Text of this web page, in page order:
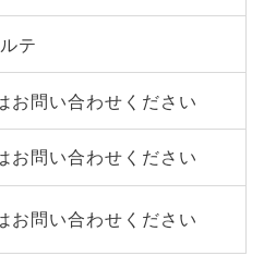
テ
お問い合わせください
お問い合わせください
お問い合わせください